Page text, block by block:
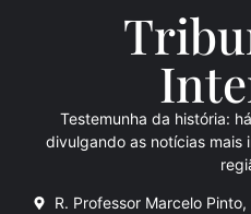
Inte
Testemunha da história:
divulgando as notícias mais
R. Professor Marcelo